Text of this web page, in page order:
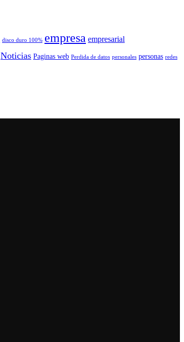
disco duro 100% empresa empresarial
Noticias Paginas web Perdida de datos personales personas redes